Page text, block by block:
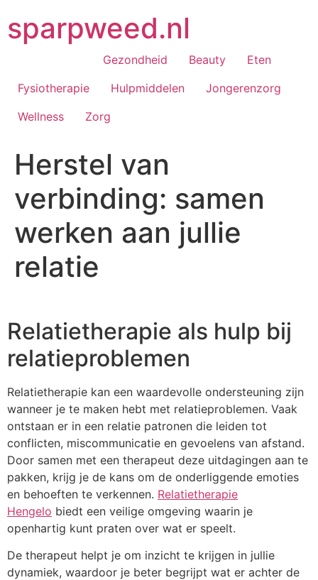
naar
desparpweed.nl
Gezondheid Beauty
Eten
Fysiotherapie
Hulpmiddelen
Jongerenzorg
Wellness
Zorg
Herstel van
verbinding: samen
werken aan jullie
relatie
Relatietherapie als hulp bij
relatieproblemen
Relatietherapie kan een waardevolle ondersteuning zijn
wanneer je te maken hebt met relatieproblemen. Vaak
ontstaan er in een relatie patronen die leiden tot
conflicten, miscommunicatie en gevoelens van afstand.
Door samen met een therapeut deze uitdagingen aan te
pakken, krijg je de kans om de onderliggende emoties
en behoeften te verkennen. Relatietherapie
Hengelo biedt een veilige omgeving waarin je
openhartig kunt praten over wat er speelt.
De therapeut helpt je om inzicht te krijgen in jullie
dynamiek, waardoor je beter begrijpt wat er achter de